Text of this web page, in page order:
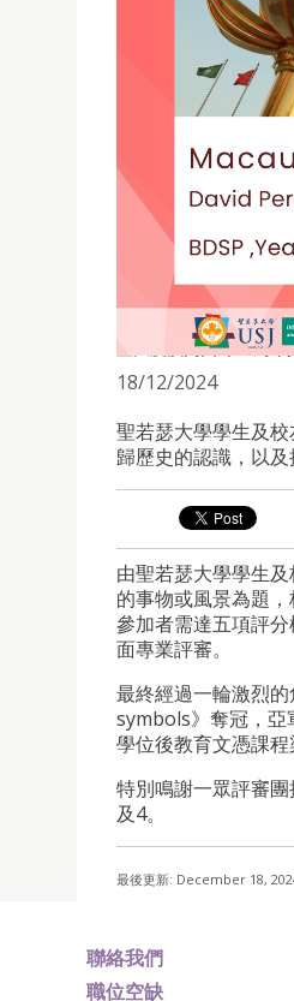
聖大慶澳門回歸25周年
18/12/2024
聖若瑟大學學生及
歸歷史的認識，以及
由聖若瑟大學學生
的事物或風景為題
參加者需達五項評
面專業評審。
最終經過一輪激烈
symbols》奪冠，亞
學位後教育文憑課程
特別鳴謝一眾評審
及4。
最後更新: December 18,
聯絡我們
職位空缺